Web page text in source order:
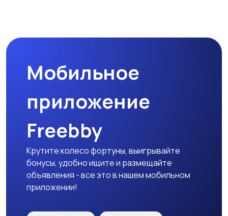
Мобильное
приложение
Freebby
Крутите колесо фортуны, выигрывайте
бонусы, удобно ищите и размещайте
объявления - все это в нашем мобильном
приложении!